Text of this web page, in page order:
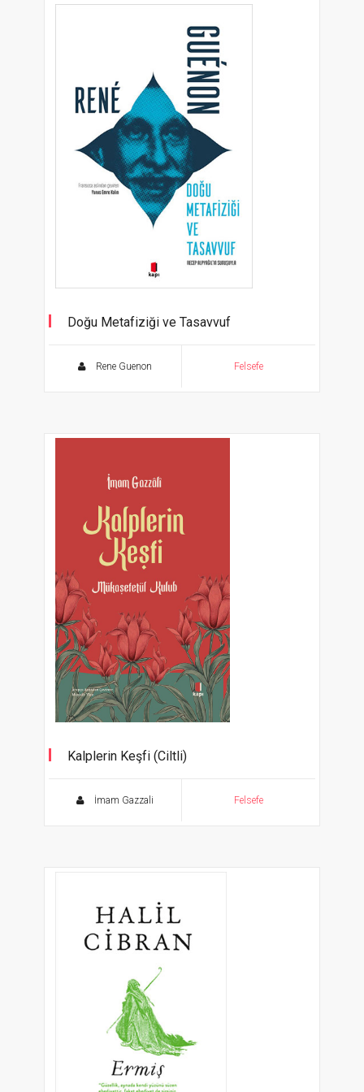
Doğu Metafiziği ve Tasavvuf
Rene Guenon Felsefe
Kalplerin Keşfi (Ciltli)
İmam Gazzali Felsefe